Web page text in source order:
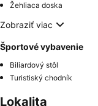
Žehliaca doska
Zobraziť viac
Športové vybavenie
Biliardový stôl
Turistiský chodník
Lokalita